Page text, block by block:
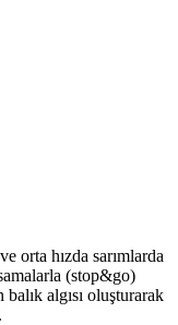
orta hızda sarımlarda
(stop&go)
algısı oluşturarak